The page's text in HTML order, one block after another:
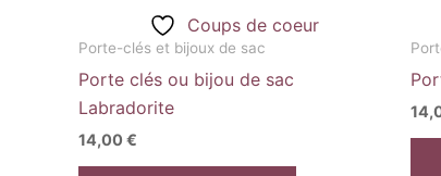
Coups de coeur
Porte-clés et bijoux de sac
Porte clés ou bijou de sac
Labradorite
14,00 €
page